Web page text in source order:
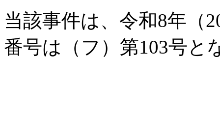
当該事件は、令和8年（
番号は（フ）第103号と